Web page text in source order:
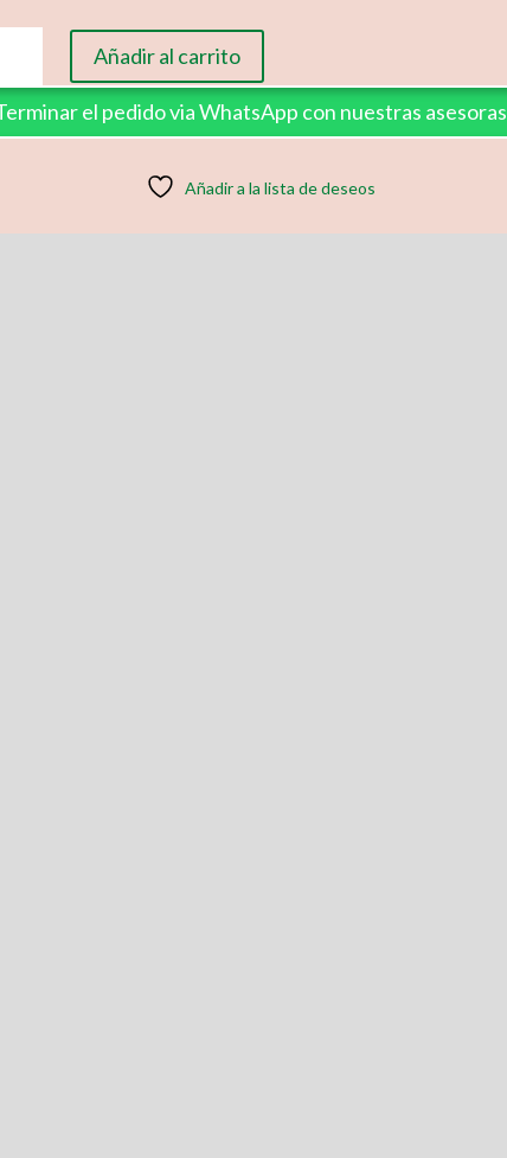
Añadir al carrito
el pedido via WhatsApp con nuestras asesoras
Añadir a la lista de deseos